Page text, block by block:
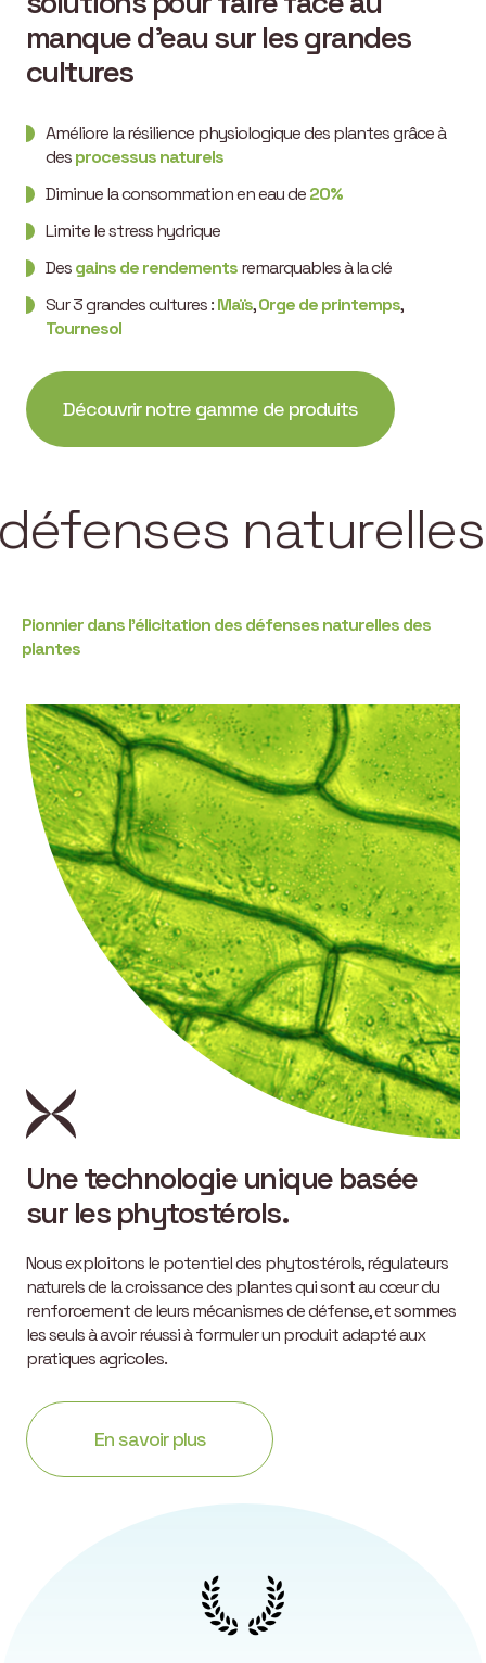
manque d’eau sur les grandes
cultures
Améliore la résilience physiologique des plantes grâce à
desprocessus naturels
Diminue la consommation en eau de20%
Limite le stress hydrique
Desgains de rendementsremarquables à la clé
Sur 3 grandes cultures :Maïs,Orge de printemps,
Tournesol
Découvrir notre gamme de produits
naturelles des
Pionnier dans l’élicitation des défenses naturelles des
plantes
Une technologie unique basée
sur les phytostérols.
Nous exploitons le potentiel des phytostérols, régulateurs
naturels de la croissance des plantes qui sont au cœur du
renforcement de leurs mécanismes de défense, et sommes
les seuls à avoir réussi à formuler un produit adapté aux
pratiques agricoles.
En savoir plus